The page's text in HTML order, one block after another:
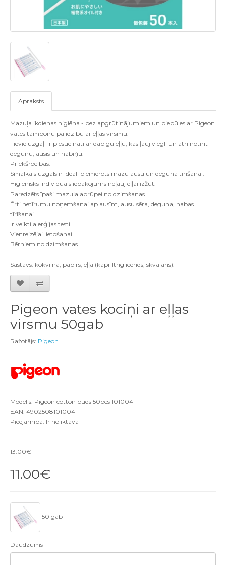
Apraksts
Mazuļa ikdienas higiēna - bez apgrūtinājumiem un piepūles ar Pigeon
vates tamponu palīdzību ar eļļas virsmu.
Tievie uzgaļi ir piesūcināti ar dabīgu eļļu, kas ļauj viegli un ātri notīrīt
degunu, ausis un nabiņu.
Priekšrocības:
Smalkais uzgals ir ideāli piemērots mazu ausu un deguna tīrīšanai.
Higiēnisks individuāls iepakojums neļauj eļļai izžūt.
Paredzēts īpaši mazuļa aprūpei no dzimšanas.
Ērti netīrumu noņemšanai ap ausīm, ausu sēra, deguna, nabas
tīrīšanai.
Ir veikti alerģijas testi.
Vienreizējai lietošanai.
Bērniem no dzimšanas.
Sastāvs: kokvilna, papīrs, eļļa (kapriltriglicerīds, skvalāns).
Pigeon vates kociņi ar eļļas
virsmu 50gab
Ražotājs: Pigeon
Modelis: Pigeon cotton buds 50pcs 101004
EAN: 4902508101004
Pieejamība: Ir noliktavā
13.00€
11.00€
50 gab
Daudzums